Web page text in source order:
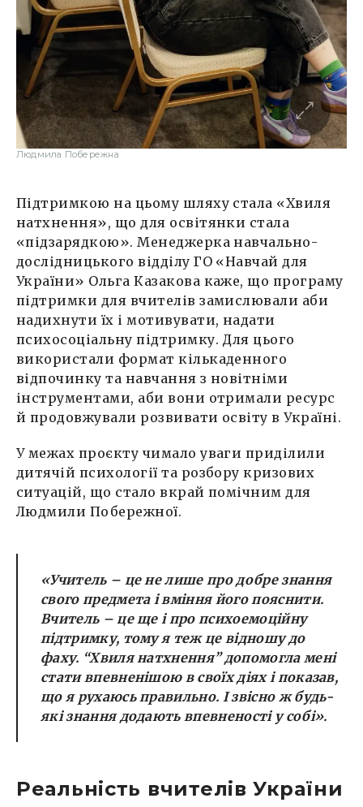
Людмила Побережна
Підтримкою на цьому шляху стала «Хвиля
натхнення», що для освітянки стала
«підзарядкою». Менеджерка навчально-
дослідницького відділу ГО «Навчай для
України» Ольга Казакова каже, що програму
підтримки для вчителів замислювали аби
надихнути їх і мотивувати, надати
психосоціальну підтримку. Для цього
використали формат кількаденного
відпочинку та навчання з новітніми
інструментами, аби вони отримали ресурс
й продовжували розвивати освіту в Україні.
У межах проєкту чимало уваги приділили
дитячій психології та розбору кризових
ситуацій, що стало вкрай помічним для
Людмили Побережної.
«Учитель – це не лише про добре знання
свого предмета і вміння його пояснити.
Вчитель – це ще і про психоемоційну
підтримку, тому я теж це відношу до
фаху. “Хвиля натхнення” допомогла мені
стати впевненішою в своїх діях і показав,
що я рухаюсь правильно. І звісно ж будь-
які знання додають впевненості у собі».
Реальність вчителів України